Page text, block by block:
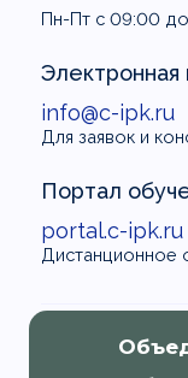
Пн-Пт с 09:00
Электронная
info@c-ipk.ru
Для заявок и
Портал
portal.c-ipk.ru
Дистанционное
Сведения об